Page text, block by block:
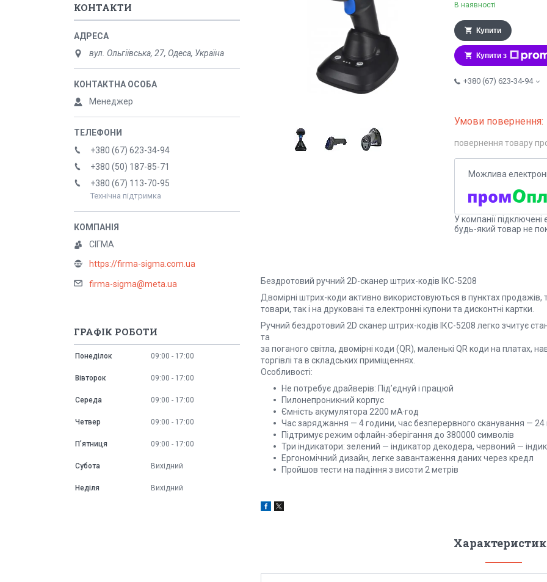
В наявності
Купити
Купити з
+380 (67) 623-34-94
повернення товару
У компанії
будь-який товар не
Бездротовий ручний 2D-сканер штрих-кодів ІКС-5208
Двомірні штрих-коди активно використовуються в пунктах продажів,
товари, так і на друковані та електронні купони та дисконтні картки.
Ручний бездротовий 2D сканер штрих-кодів ІКС-5208 легко зчитує
та
за поганого світла, двомірні коди (QR), маленькі QR коди на платах,
торгівлі та в складських приміщеннях.
Особливості:
Не потребує драйверів: Під’єднуй і працюй
Пилонепроникний корпус
Ємність акумулятора 2200 мА·год
Час заряджання — 4 години, час безперервного сканування — 24
Підтримує режим офлайн-зберігання до 380000 символів
Три індикатори: зелений — індикатор декодера, червоний —
Ергономічний дизайн, легке завантаження даних через кредл
Пройшов тести на падіння з висоти 2 метрів
КОНТАКТИ
вул. Ольгіївська, 27, Одеса, Україна
Менеджер
+380 (67) 623-34-94
+380 (50) 187-85-71
+380 (67) 113-70-95
Технічна підтримка
СІГМА
https://firma-sigma.com.ua
firma-sigma@meta.ua
ГРАФІК РОБОТИ
Понеділок 09:00 17:00
Вівторок 09:00 17:00
Середа 09:00 17:00
Четвер 09:00 17:00
Пʼятниця 09:00 17:00
Субота Вихідний
Неділя Вихідний